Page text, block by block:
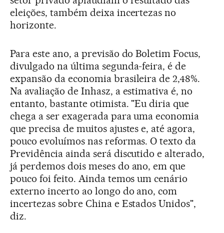
eleições, também deixa incertezas no
horizonte.
Para este ano, a previsão do Boletim Focus,
divulgado na última segunda-feira, é de
expansão da economia brasileira de 2,48%.
Na avaliação de Inhasz, a estimativa é, no
entanto, bastante otimista. "Eu diria que
chega a ser exagerada para uma economia
que precisa de muitos ajustes e, até agora,
pouco evoluímos nas reformas. O texto da
Previdência ainda será discutido e alterado,
já perdemos dois meses do ano, em que
pouco foi feito. Ainda temos um cenário
externo incerto ao longo do ano, com
incertezas sobre China e Estados Unidos",
diz.